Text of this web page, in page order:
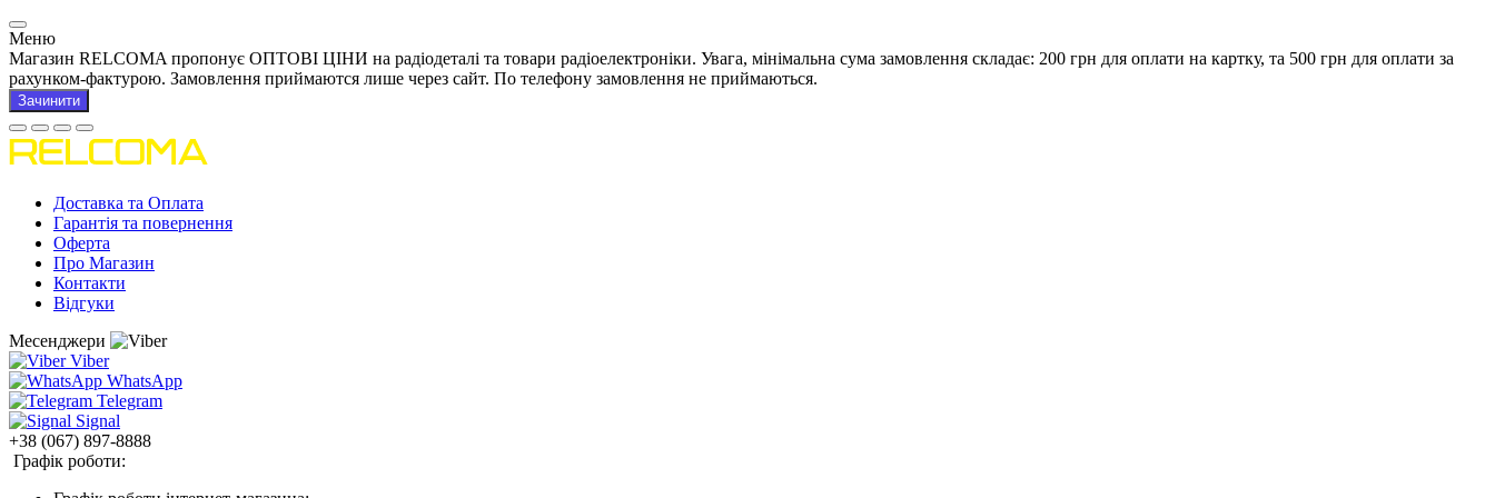
Меню
Магазин RELCOMA пропонує ОПТОВІ ЦІНИ на радіодеталі та товари радіоелектроніки. Увага, мінімальна сума замовлення складає: 200 грн для оплати на картку, та 500 грн для оплати за
рахунком-фактурою. Замовлення приймаются лише через сайт. По телефону замовлення не приймаються.
Зачинити
Доставка та Оплата
Гарантія та повернення
Оферта
Про Магазин
Контакти
Відгуки
Месенджери
Viber
WhatsApp
Telegram
Signal
+38 (067) 897-8888
Графік роботи: